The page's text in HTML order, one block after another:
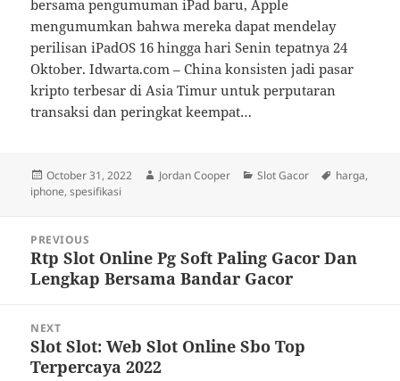
bersama pengumuman iPad baru, Apple
mengumumkan bahwa mereka dapat mendelay
perilisan iPadOS 16 hingga hari Senin tepatnya 24
Oktober. Idwarta.com – China konsisten jadi pasar
kripto terbesar di Asia Timur untuk perputaran
transaksi dan peringkat keempat…
Posted
on
October 31, 2022 Author
Jordan Cooper Categories
Slot Gacor Tags
harga,
iphone,spesifikasi
navigation
PREVIOUS
Previous
post:
Rtp Slot Online Pg Soft Paling Gacor Dan
Lengkap Bersama Bandar Gacor
NEXT
Next
post:
Slot Slot: Web Slot Online Sbo Top
Terpercaya 2022